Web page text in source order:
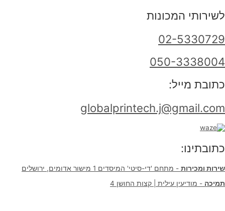
לשירותי המכונות
02-5330729
050-3338004
כתובת מייל:
globalprintech.j@gmail.com
כתובתינו:
שירות ומכירות - מתחם 'די-סיטי' המיסדים 1 מישור אדומים, ירושלים
תמיכה - מודיעין עילית | קצות החושן 4